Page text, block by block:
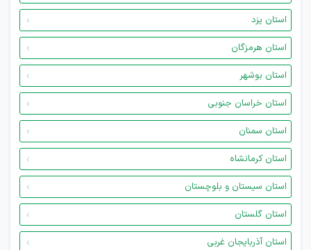
استان یزد
استان هرمزگان
استان بوشهر
استان خراسان جنوبی
استان سمنان
استان کرمانشاه
استان سیستان و بلوچستان
استان گلستان
استان آذربایجان غربی